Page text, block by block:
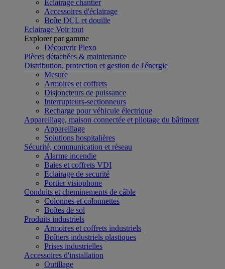
Eclairage chantier
Accessoires d'éclairage
Boîte DCL et douille
Eclairage Voir tout
Explorer par gamme
Découvrir Plexo
Pièces détachées & maintenance
Distribution, protection et gestion de l'énergie
Mesure
Armoires et coffrets
Disjoncteurs de puissance
Interrupteurs-sectionneurs
Recharge pour véhicule électrique
Appareillage, maison connectée et pilotage du bâtiment
Appareillage
Solutions hospitalières
Sécurité, communication et réseau
Alarme incendie
Baies et coffrets VDI
Eclairage de securité
Portier visiophone
Conduits et cheminements de câble
Colonnes et colonnettes
Boîtes de sol
Produits industriels
Armoires et coffrets industriels
Boîtiers industriels plastiques
Prises industrielles
Accessoires d'installation
Outillage